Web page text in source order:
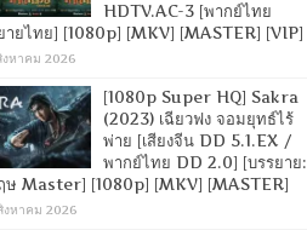
HDTV.AC-3 [พากย์ไทย
ายไทย] [1080p] [MKV] [MASTER] [VIP]
งหาคม 2026
[1080p Super HQ] Sakra
(2023) เฉียวฟง จอมยุทธ์ไร้
พ่าย [เสียงจีน DD 5.1.EX /
พากย์ไทย DD 2.0] [บรรยาย:
ษ Master] [1080p] [MKV] [MASTER]
งหาคม 2026